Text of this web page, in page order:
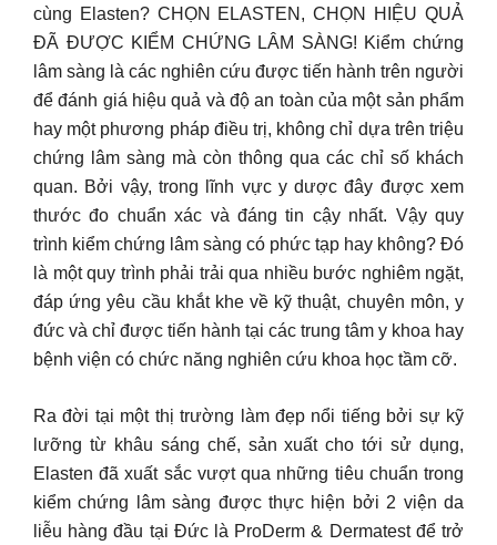
cùng Elasten? CHỌN ELASTEN, CHỌN HIỆU QUẢ
ĐÃ ĐƯỢC KIỂM CHỨNG LÂM SÀNG! Kiểm chứng
lâm sàng là các nghiên cứu được tiến hành trên người
để đánh giá hiệu quả và độ an toàn của một sản phẩm
hay một phương pháp điều trị, không chỉ dựa trên triệu
chứng lâm sàng mà còn thông qua các chỉ số khách
quan. Bởi vậy, trong lĩnh vực y dược đây được xem
thước đo chuẩn xác và đáng tin cậy nhất. Vậy quy
trình kiểm chứng lâm sàng có phức tạp hay không? Đó
là một quy trình phải trải qua nhiều bước nghiêm ngặt,
đáp ứng yêu cầu khắt khe về kỹ thuật, chuyên môn, y
đức và chỉ được tiến hành tại các trung tâm y khoa hay
bệnh viện có chức năng nghiên cứu khoa học tầm cỡ.
Ra đời tại một thị trường làm đẹp nổi tiếng bởi sự kỹ
lưỡng từ khâu sáng chế, sản xuất cho tới sử dụng,
Elasten đã xuất sắc vượt qua những tiêu chuẩn trong
kiểm chứng lâm sàng được thực hiện bởi 2 viện da
liễu hàng đầu tại Đức là ProDerm & Dermatest để trở